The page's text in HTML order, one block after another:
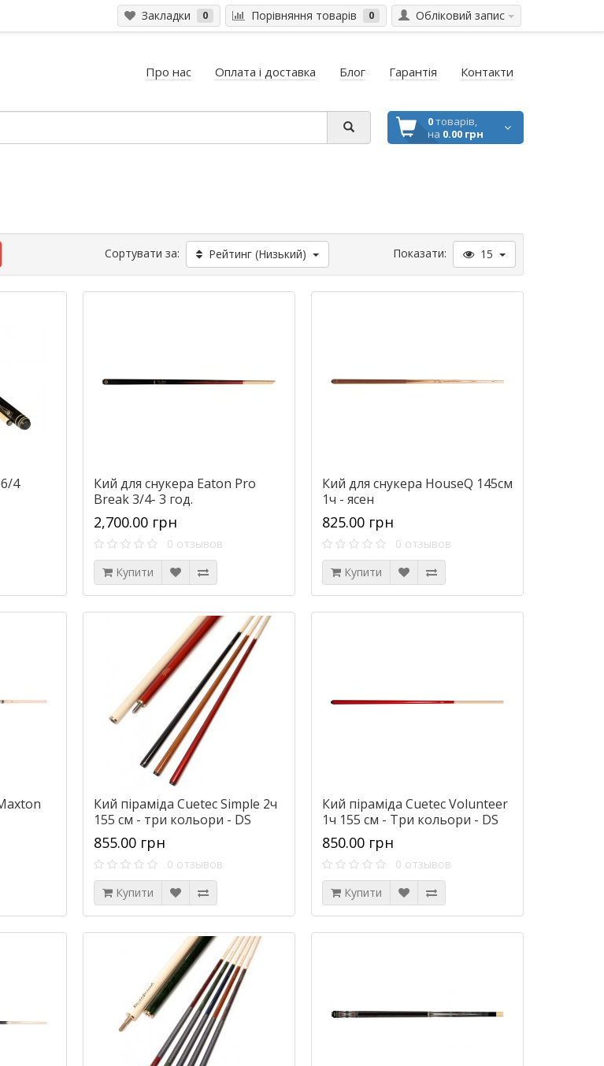
Обліковий запис
Закладки 0 Порівняння товарів 0
Про нас Оплата і доставка Блог Гарантія Контакти
0товарів,
на 0.00 грн
Сортувати за: Рейтинг (Низький) Показати: 15
4
Кий для снукера Eaton Pro
Break 3/4- 3 год.
2,700.00 грн
0 отзывов
Купити
Кий для снукера HouseQ 145см
1ч - ясен
825.00 грн
0 отзывов
Купити
Кий піраміда Cuetec Simple 2ч
155 см - три кольори - DS
855.00 грн
0 отзывов
Купити
Кий піраміда Cuetec Volunteer
1ч 155 см - Три кольори - DS
850.00 грн
0 отзывов
Купити